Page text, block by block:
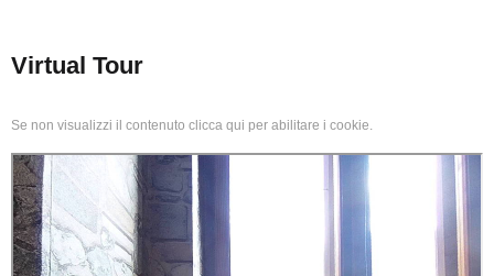
Virtual Tour
Se non visualizzi il contenuto clicca qui per abilitare i cookie.